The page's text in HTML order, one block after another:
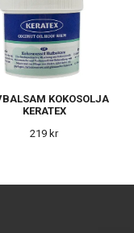
KOKOSOLJA
KERATEX
219 kr